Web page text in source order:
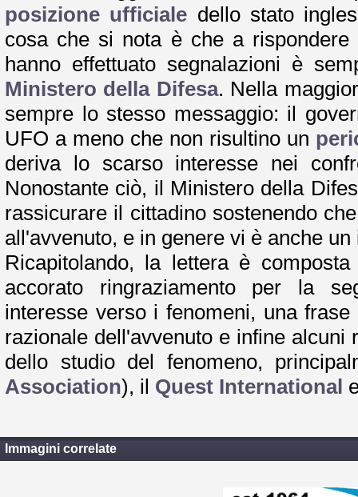
posizione ufficiale dello stato
cosa che si nota è che a
hanno effettuato segnalazioni è
Ministero della Difesa. Nella
sempre lo stesso messaggio: il
UFO a meno che non risultino un
deriva lo scarso interesse nei
Nonostante ciò, il Ministero della
rassicurare il cittadino sostenendo
all'avvenuto, e in genere vi è anche
Ricapitolando, la lettera è
accorato ringraziamento per la
interesse verso i fenomeni, una
razionale dell'avvenuto e infine
dello studio del fenomeno,
Association), il Quest International
Immagini correlate